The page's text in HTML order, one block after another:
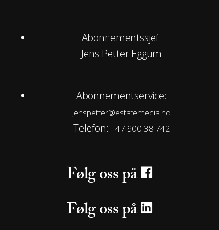
Abonnementssjef:
Jens Petter Eggum
Abonnementservice:
jenspetter@estatemedia.no
Telefon: +47 900 38 742
Følg oss på
Følg oss på